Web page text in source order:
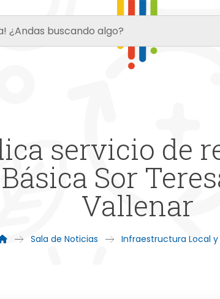
servicio de
Sor
Vallenar
Sala de Noticias Infraestructura Local